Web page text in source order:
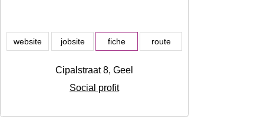
website jobsite fiche route
Cipalstraat 8, Geel
Social profit